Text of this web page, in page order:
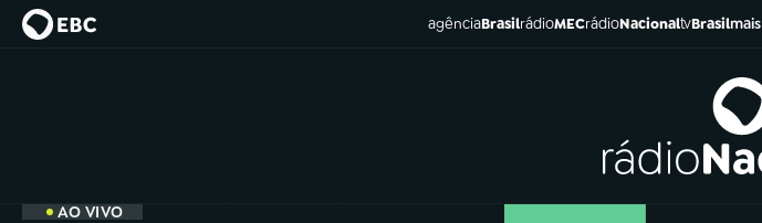
agênciaBrasilrádioMECrádioNacionaltvBrasilmais
AO VIVO